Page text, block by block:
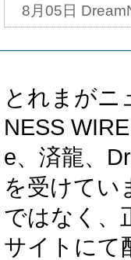
8月05日
とれまがニ
NESS
e、済龍、
を受けてい
ではなく、
サイトにて